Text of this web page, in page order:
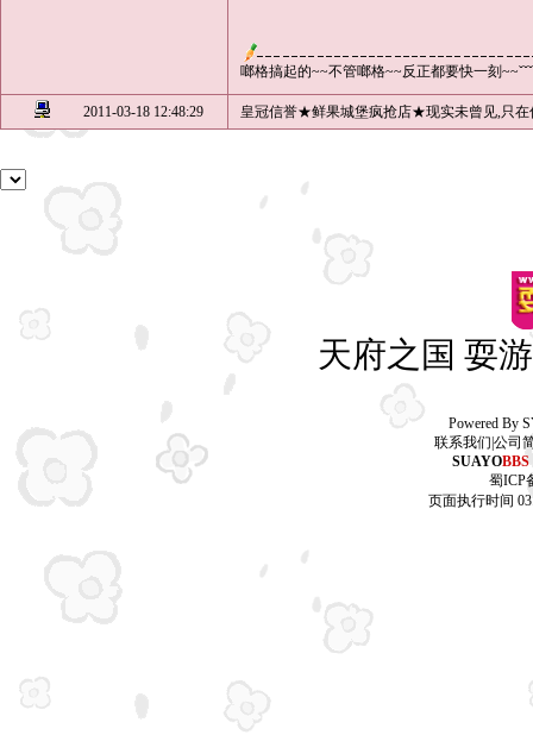
啷格搞起的~~不管啷格~~反正都要快一刻
2011-03-18 12:48:29 皇冠信誉★鲜果城堡疯抢店★现实未曾见,只在
天府之国 耍
Powered By
联系我们 公司
SUAYOBBS
蜀ICP
页面执行时间